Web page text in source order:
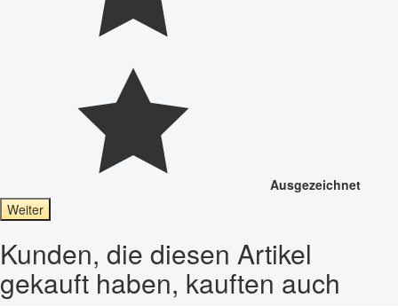
Ausgezeichnet
Weiter
Kunden, die diesen Artikel
gekauft haben, kauften auch